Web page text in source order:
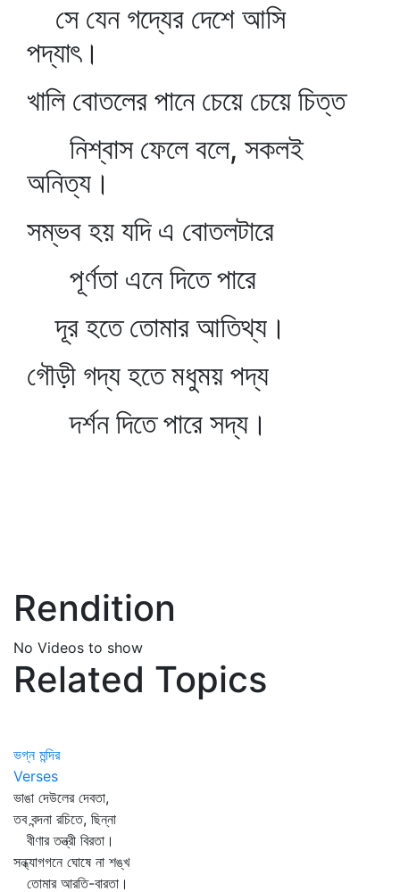
সে যেন গদ্যের দেশে আসি
পদ্যাৎ।
খালি বোতলের পানে চেয়ে চেয়ে চিত্ত
নিশ্বাস ফেলে বলে, সকলই
অনিত্য।
সম্ভব হয় যদি এ বোতলটারে
পূর্ণতা এনে দিতে পারে
দূর হতে তোমার আতিথ্য।
গৌড়ী গদ্য হতে মধুময় পদ্য
দর্শন দিতে পারে সদ্য।
Rendition
No Videos to show
Related Topics
ভগ্ন মন্দির
Verses
ভাঙা দেউলের দেবতা,
তব বন্দনা রচিতে, ছিন্না
বীণার তন্ত্রী বিরতা।
সন্ধ্যাগগনে ঘোষে না শঙ্খ
তোমার আরতি-বারতা।